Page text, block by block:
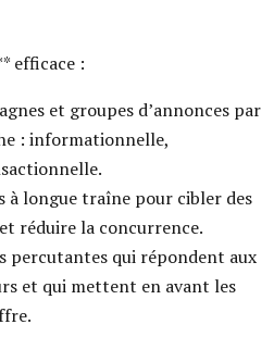
efficace :
et groupes d’annonces par
: informationnelle,
à longue traîne pour cibler des
réduire la concurrence.
percutantes qui répondent aux
et qui mettent en avant les